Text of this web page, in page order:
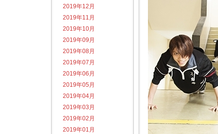
2019年12月
2019年11月
2019年10月
2019年09月
2019年08月
2019年07月
2019年06月
2019年05月
2019年04月
2019年03月
2019年02月
2019年01月